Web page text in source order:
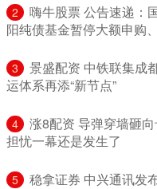
2
嗨牛股票 公告速递：
阳纯债基金暂停大额申购
3
景盛配资 中铁联集成
运体系再添“新节点”
4
涨8配资 导弹穿墙砸
担忧一幕还是发生了
5 稳拿证券 中兴通讯发